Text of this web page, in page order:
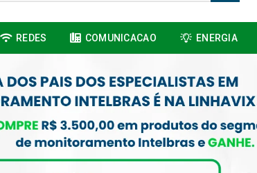
REDES COMUNICACAO ENERGIA